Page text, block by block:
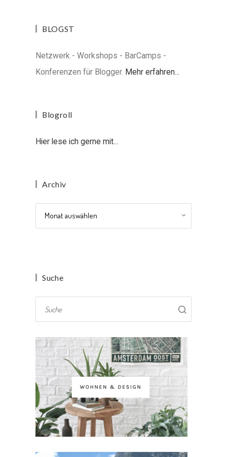
BLOGST
Netzwerk - Workshops - BarCamps -
Konferenzen für Blogger. Mehr erfahren...
Blogroll
Hier lese ich gerne mit...
Archiv
Suche